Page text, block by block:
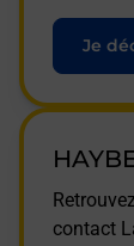
Je
contact